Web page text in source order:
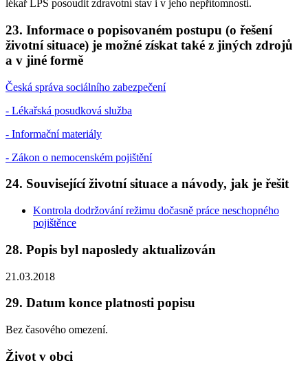
lékař LPS posoudit zdravotní stav i v jeho nepřítomnosti.
23. Informace o popisovaném postupu (o řešení
životní situace) je možné získat také z jiných zdrojů
a v jiné formě
Česká správa sociálního zabezpečení
- Lékařská posudková služba
- Informační materiály
- Zákon o nemocenském pojištění
24. Související životní situace a návody, jak je řešit
Kontrola dodržování režimu dočasně práce neschopného
pojištěnce
28. Popis byl naposledy aktualizován
21.03.2018
29. Datum konce platnosti popisu
Bez časového omezení.
Život v obci